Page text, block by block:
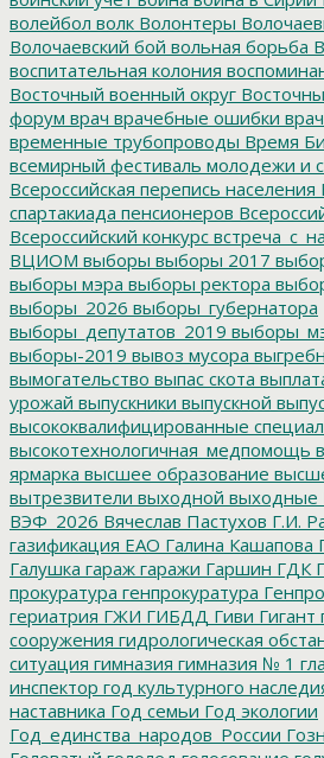
волейбол волк Волонтеры
Волочаевский бой вольная борьба
воспитательная колония
Восточный военный округ
форум врач врачебные ошибки
временные трубопроводы Время
всемирный фестиваль молодежи и
Всероссийская перепись населения
спартакиада пенсионеров
Всероссийский конкурс
ВЦИОМ выборы выборы 2017
выборы мэра выборы ректора
выборы_2026 выборы_губернатора
выборы_депутатов_2019
выборы-2019 вывоз мусора
вымогательство выпас скота
урожай выпускники выпускной
высококвалифицированные
высокотехнологичная_медпомощь
ярмарка высшее образование
вытрезвители выходной выходные
ВЭФ_2026 Вячеслав Пастухов Г.И.
газификация ЕАО Галина Кашапова
Галушка гараж гаражи Гаршин ГДК
прокуратура генпрокуратура
гериатрия ГЖИ ГИБДД Гиви Гигант
сооружения гидрологическая
ситуация гимназия гимназия № 1
инспектор год культурного
наставника Год семьи Год экологии
Год_единства_народов_России